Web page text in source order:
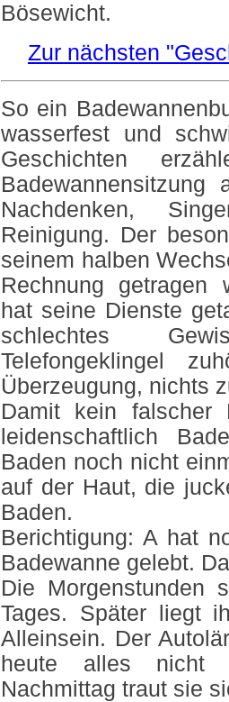
Bösewicht.
Zur nächsten
So ein
wasserfest und
Geschichten
Badewannensitzung
Nachdenken,
Reinigung. Der
seinem halben
Rechnung getragen
hat seine Dienste
schlechtes
Telefongeklingel
Überzeugung, nichts
Damit kein falscher
leidenschaftlich
Baden noch nicht
auf der Haut, die
Baden.
Berichtigung: A hat
Badewanne gelebt.
Die Morgenstunden
Tages. Später liegt
Alleinsein. Der
heute alles nicht
Nachmittag traut sie